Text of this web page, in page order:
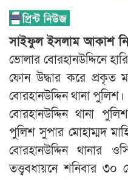
সাইফুল ইসলাম আকাশ
ভোলার বোরহানউদ্দিনে
ফোন উদ্ধার করে প্রকৃত
বোরহানউদ্দিন থানা পুলিশ।
বোরহানউদ্দিন থানা
পুলিশ সুপার মোহাম্মদ
বোরহানউদ্দিন থানার
তত্ত্ববধায়নে শনিবার ৩০